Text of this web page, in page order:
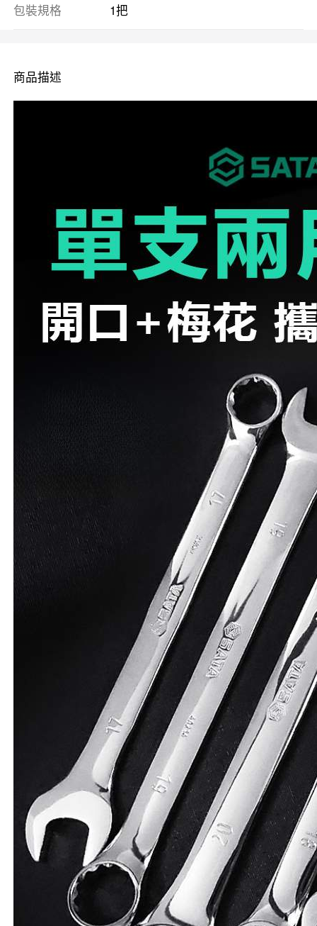
包裝規格 1把
商品描述